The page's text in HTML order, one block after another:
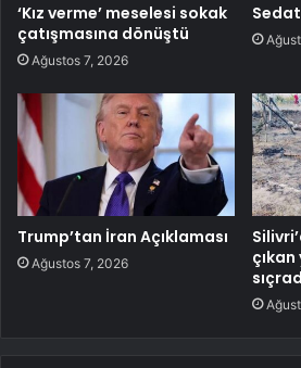
‘Kız verme’ meselesi sokak
çatışmasına dönüştü
Ağustos 7, 2026
Sedat
Trump’tan İran Açıklaması
Ağustos 7, 2026